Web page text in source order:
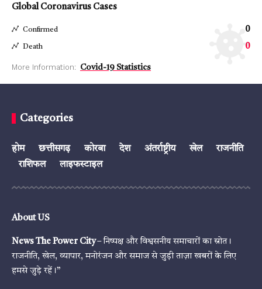
Global Coronavirus Cases
Confirmed 0
Death 0
More Information: Covid-19 Statistics
Categories
होम छत्तीसगढ़ कोरबा देश अंतर्राष्ट्रीय खेल
राजनीति
राशिफल
लाइफस्टाइल
About US
News The Power City– निष्पक्ष और विश्वसनीय समाचारों का स्रोत।
राजनीति, खेल, व्यापार, मनोरंजन और समाज से जुड़ी ताज़ा खबरों के लिए
हमसे जुड़े रहें।”